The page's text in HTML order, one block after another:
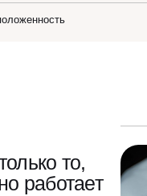
то,
работает